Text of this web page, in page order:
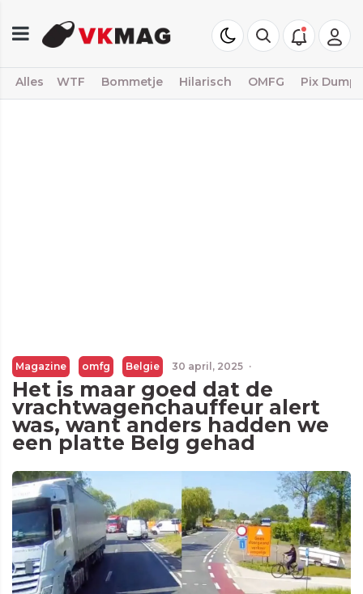
Alles WTF Bommetje Hilarisch OMFG Pix Dump
Magazine omfg Belgie 30 april, 2025 ·
Het is maar goed dat de
vrachtwagenchauffeur alert
was, want anders hadden we
een platte Belg gehad